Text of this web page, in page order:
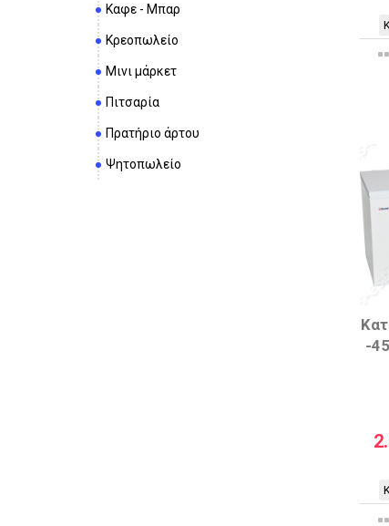
Καφε - Μπαρ
Κρεοπωλείο
Μινι μάρκετ
Πιτσαρία
Πρατήριο άρτου
Ψητοπωλείο
-